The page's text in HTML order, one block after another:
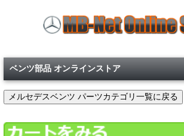
ベンツ部品 オンラインストア